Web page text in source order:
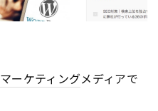
マーケティングメディアで